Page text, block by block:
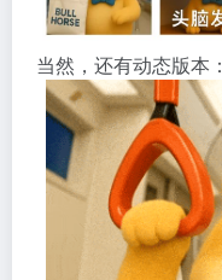
当然，还有动态版本：